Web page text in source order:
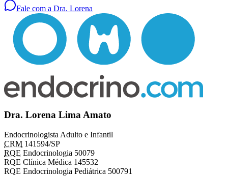
Fale com a Dra. Lorena
Dra. Lorena Lima Amato
Endocrinologista Adulto e Infantil
CRM 141594/SP
RQE Endocrinologia 50079
RQE Clínica Médica 145532
RQE Endocrinologia Pediátrica 500791